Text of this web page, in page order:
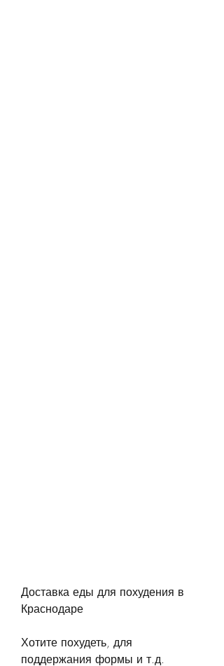
Доставка еды для похудения в
Краснодаре
Хотите похудеть, для
поддержания формы и т.д.